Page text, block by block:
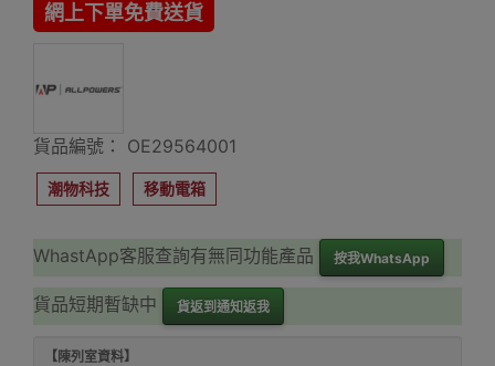
網上下單免費送貨
貨品編號： OE29564001
潮物科技 移動電箱
WhastApp客服查詢有無同功能產品 按我WhatsApp
貨品短期暫缺中 貨返到通知返我
【陳列室資料】